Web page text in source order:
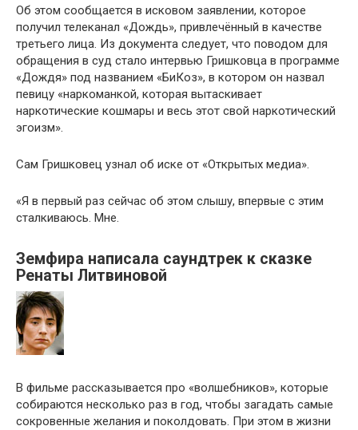
Об этом сообщается в исковом заявлении, которое
получил телеканал «Дождь», привлечённый в качестве
третьего лица. Из документа следует, что поводом для
обращения в суд стало интервью Гришковца в программе
«Дождя» под названием «БиКоз», в котором он назвал
певицу «наркоманкой, которая вытаскивает
наркотические кошмары и весь этот свой наркотический
эгоизм».
Сам Гришковец узнал об иске от «Открытых медиа».
«Я в первый раз сейчас об этом слышу, впервые с этим
сталкиваюсь. Мне.
Земфира написала саундтрек к сказке
Ренаты Литвиновой
В фильме рассказывается про «волшебников», которые
собираются несколько раз в год, чтобы загадать самые
сокровенные желания и поколдовать. При этом в жизни